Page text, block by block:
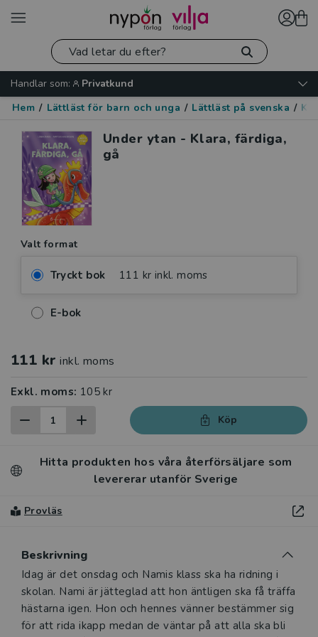
Handlar som:
Privatkund
Hem / Lättläst för barn och unga / Lättläst på svenska /
Under ytan - Klara, färdiga,
gå
Valt format
Tryckt bok 111 kr inkl. moms
E-bok
111 kr inkl. moms
Exkl. moms: 105 kr
Köp
Hitta produkten hos våra återförsäljare som
levererar utanför Sverige
Provläs
Beskrivning
Beskrivning
Idag är det onsdag och Namis klass ska ha ridning i
skolan. Nami är jätteglad att hon äntligen ska få träffa
hästarna igen. Hon och hennes vänner bestämmer sig
för att rida ikapp medan de väntar på att alla ska bli